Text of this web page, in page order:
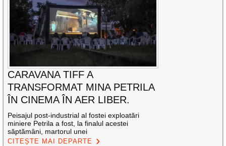
CARAVANA TIFF A
TRANSFORMAT MINA PETRILA
ÎN CINEMA ÎN AER LIBER.
Peisajul post-industrial al fostei exploatări
miniere Petrila a fost, la finalul acestei
săptămâni, martorul unei
CITEȘTE MAI DEPARTE